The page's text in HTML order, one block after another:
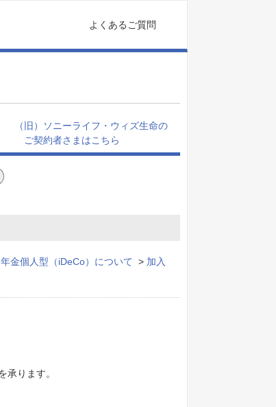
よくあるご質問
（旧）ソニーライフ・ウィズ生命の
ご契約者さまはこちら
金個人型（iDeCo）について > 加入
承ります。